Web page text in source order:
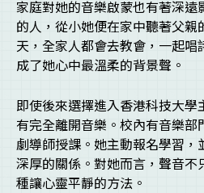
家庭對她的音樂啟蒙也有著深
的人，從小她便在家中聽著父親
天，全家人都會去教會，一起唱
成了她心中最溫柔的背景聲。
即使後來選擇進入香港科技大
有完全離開音樂。校內有音樂
劇導師授課。她主動報名學習，
深厚的關係。對她而言，聲音
種讓心靈平靜的方法。